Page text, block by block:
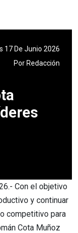
17 De Junio 2026
Por Redacción
Con el objetivo
y continuar
competitivo para
Cota Muñoz